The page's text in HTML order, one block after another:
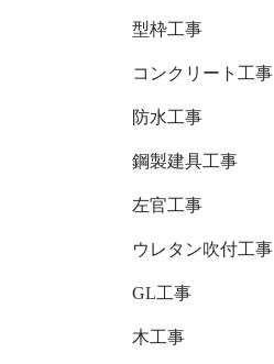
型枠工事
コンクリート工事
防水工事
鋼製建具工事
左官工事
ウレタン吹付工事
GL工事
木工事